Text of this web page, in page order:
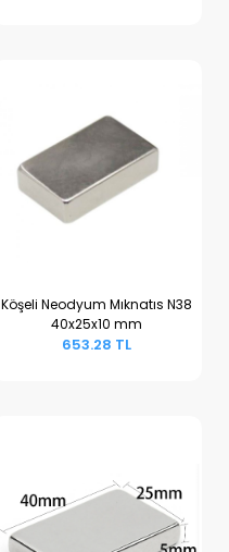
Sepete Ekle
Köşeli Neodyum Mıknatıs N38
40x25x10 mm
653.28 TL